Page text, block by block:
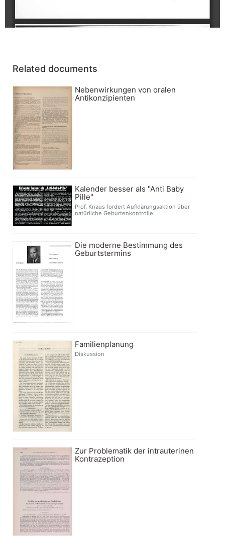
Related documents
Nebenwirkungen von oralen
Antikonzipienten
Kalender besser als "Anti Baby
Pille"
Prof. Knaus fordert Aufklärungsaktion über
natürliche Geburtenkontrolle
Die moderne Bestimmung des
Geburtstermins
Familienplanung
Diskussion
Zur Problematik der intrauterinen
Kontrazeption